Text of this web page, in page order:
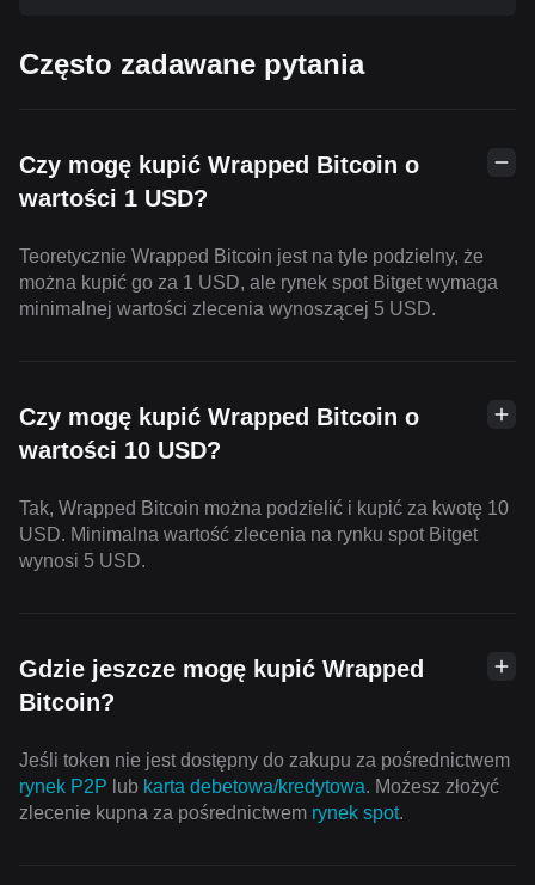
Często zadawane pytania
Czy mogę kupić Wrapped Bitcoin o
wartości 1 USD?
Teoretycznie Wrapped Bitcoin jest na tyle podzielny, że
można kupić go za 1 USD, ale rynek spot Bitget wymaga
minimalnej wartości zlecenia wynoszącej 5 USD.
Czy mogę kupić Wrapped Bitcoin o
wartości 10 USD?
Tak, Wrapped Bitcoin można podzielić i kupić za kwotę 10
USD. Minimalna wartość zlecenia na rynku spot Bitget
wynosi 5 USD.
Gdzie jeszcze mogę kupić Wrapped
Bitcoin?
Jeśli token nie jest dostępny do zakupu za pośrednictwem
rynek P2P lub karta debetowa/kredytowa. Możesz złożyć
zlecenie kupna za pośrednictwem rynek spot.